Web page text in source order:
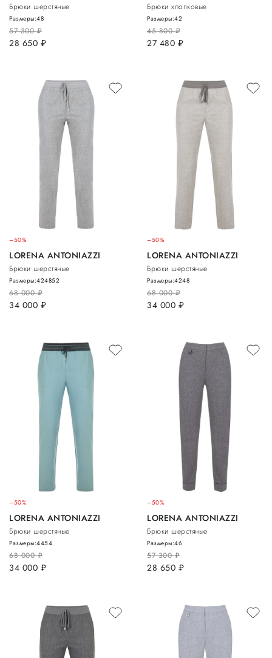
Брюки шерстяные
57 300руб.
28 650 руб.
Размеры:48
Брюки хлопковые
45 800руб.
27 480 руб.
Размеры:42
–50%
LORENA ANTONIAZZI
Брюки шерстяные
68 000руб.
34 000 руб.
Размеры:424852
–50%
LORENA ANTONIAZZI
Брюки шерстяные
68 000руб.
34 000 руб.
Размеры:4248
–50%
LORENA ANTONIAZZI
Брюки шерстяные
68 000руб.
34 000 руб.
Размеры:4454
–50%
LORENA ANTONIAZZI
Брюки шерстяные
57 300руб.
28 650 руб.
Размеры:46